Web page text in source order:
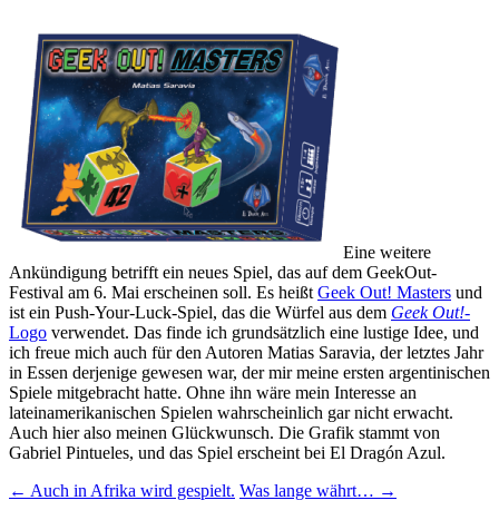
Eine weitere
Ankündigung betrifft ein neues Spiel, das auf dem GeekOut-
Festival am 6. Mai erscheinen soll. Es heißt Geek Out! Masters und
ist ein Push-Your-Luck-Spiel, das die Würfel aus dem Geek Out!-
Logo verwendet. Das finde ich grundsätzlich eine lustige Idee, und
ich freue mich auch für den Autoren Matias Saravia, der letztes Jahr
in Essen derjenige gewesen war, der mir meine ersten argentinischen
Spiele mitgebracht hatte. Ohne ihn wäre mein Interesse an
lateinamerikanischen Spielen wahrscheinlich gar nicht erwacht.
Auch hier also meinen Glückwunsch. Die Grafik stammt von
Gabriel Pintueles, und das Spiel erscheint bei El Dragón Azul.
Beitragsnavigation
← Auch in Afrika wird gespielt. Was lange währt… →